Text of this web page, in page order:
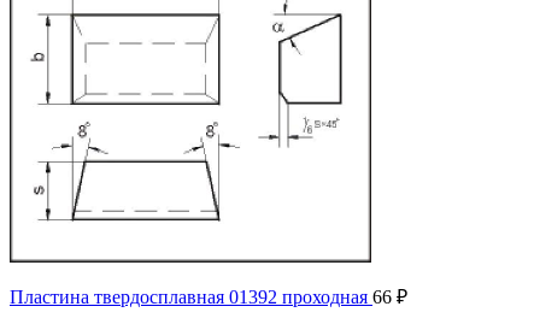
Пластина твердосплавная 01392 проходная 66 ₽